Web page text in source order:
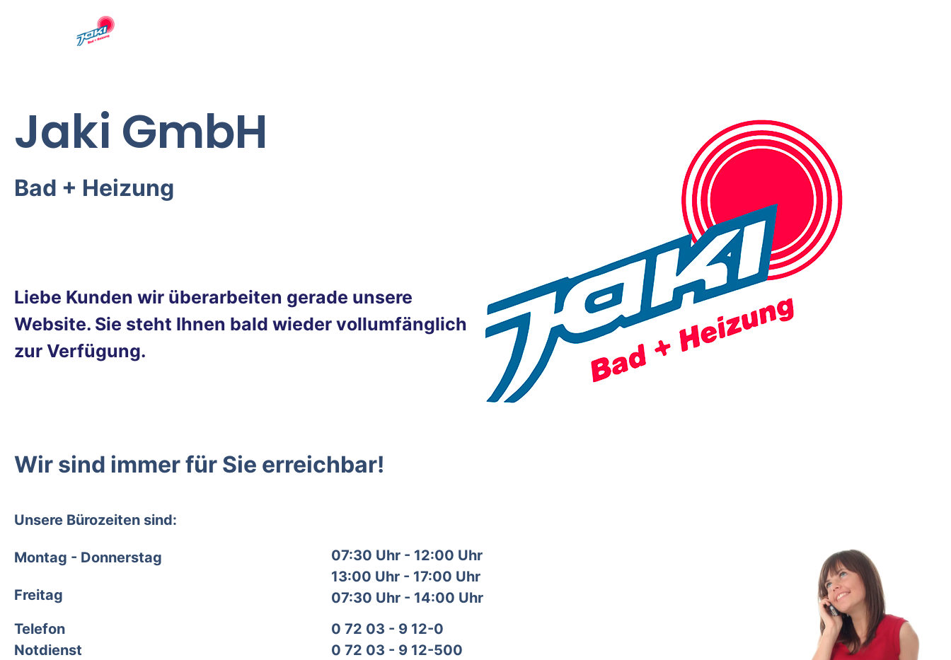
Jaki GmbH
Bad + Heizung
Liebe Kunden wir überarbeiten gerade unsere
Website. Sie steht Ihnen bald wieder vollumfänglich
zur Verfügung.
Wir sind immer für Sie erreichbar!
Unsere Bürozeiten sind:
Montag - Donnerstag
Freitag
Telefon
Notdienst
07:30 Uhr - 12:00 Uhr
13:00 Uhr - 17:00 Uhr
07:30 Uhr - 14:00 Uhr
0 72 03 - 9 12-0
0 72 03 - 9 12-500